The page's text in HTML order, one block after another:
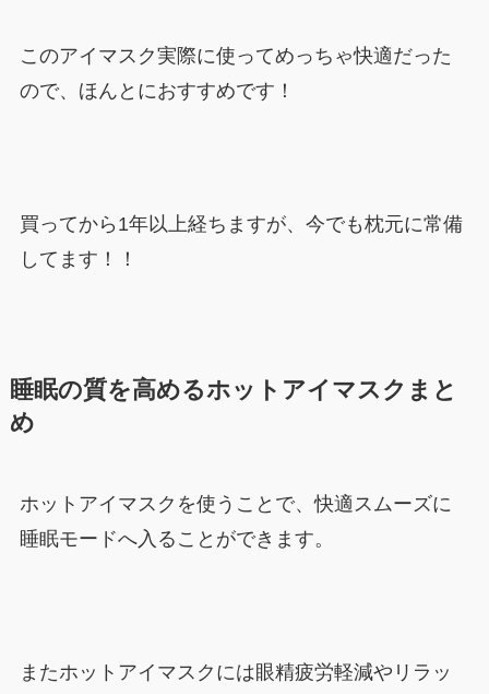
このアイマスク実際に使ってめっちゃ快適だった
ので、ほんとにおすすめです！
買ってから1年以上経ちますが、今でも枕元に常備
してます！！
睡眠の質を高めるホットアイマスクまと
め
ホットアイマスクを使うことで、快適スムーズに
睡眠モードへ入ることができます。
またホットアイマスクには眼精疲労軽減やリラッ